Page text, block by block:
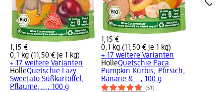
1,15 €
0,1 kg (11,50 € je 1 kg)
+ 17 weitere Varianten
HolleQuetschie Lazy
Sweetato Süßkartoffel,
Pflaume,..., 100 g
1,15 €
0,1 kg (11,50 € je 1 kg)
+ 17 weitere Varianten
HolleQuetschie Paca
Pumpkin Kürbis, Pfirsich,
Banane &..., 100 g
(51)